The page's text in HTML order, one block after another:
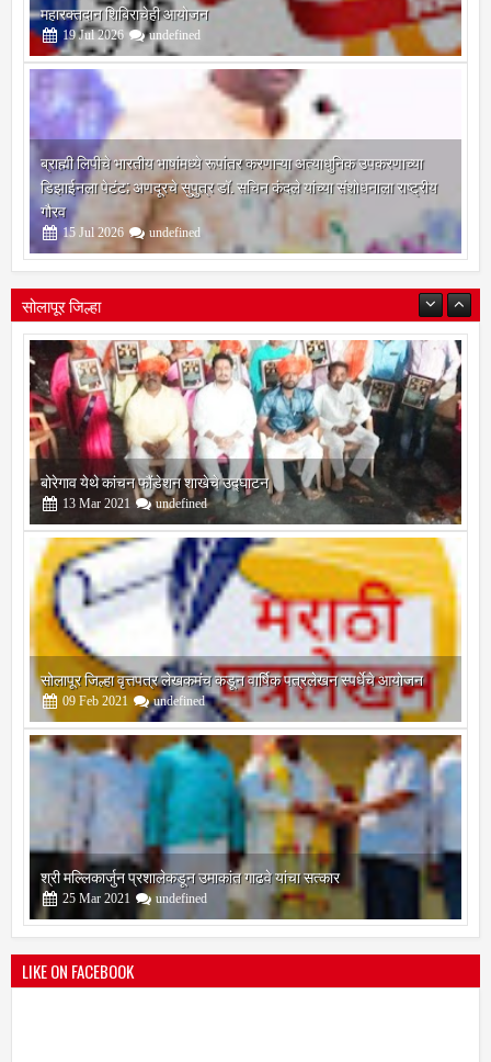
शतकपूर्ती वर्षानिमित्त कल्याणात स्वच्छता निरीक्षक अभ्यासक्रमाचे उद्घाटन; भव्य
महारक्तदान शिबिराचेही आयोजन
19 Jul 2026 undefined
ब्राह्मी लिपीचे भारतीय भाषांमध्ये रूपांतर करणाऱ्या अत्याधुनिक उपकरणाच्या
डिझाईनला पेटंट; अणदूरचे सुपुत्र डॉ. सचिन कंदले यांच्या संशोधनाला राष्ट्रीय
गौरव
15 Jul 2026 undefined
सोलापूर जिल्हा
सोलापूर जिल्हा वृत्तपत्र लेखकमंच कडून वार्षिक पत्रलेखन स्पर्धेचे आयोजन
09 Feb 2021 undefined
श्री मल्लिकार्जुन प्रशालेकडून उमाकांत गाढवे यांचा सत्कार
25 Mar 2021 undefined
भारतीय जनता पक्ष चिटणीसपदी उमाकांत गाढवे यांची निवड
19 Mar 2021 undefined
LIKE ON FACEBOOK